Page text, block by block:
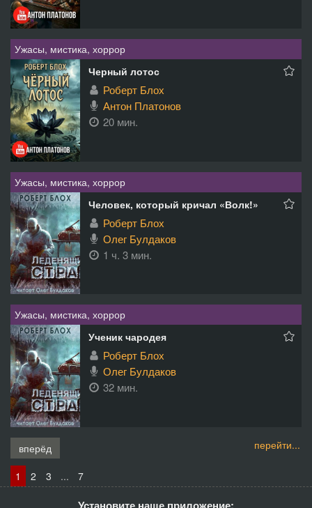
Ужасы, мистика, хоррор
Черный лотос
Роберт Блох
Антон Платонов
20 мин.
Ужасы, мистика, хоррор
Человек, который кричал «Волк!»
Роберт Блох
Олег Булдаков
1 ч. 3 мин.
Ужасы, мистика, хоррор
Ученик чародея
Роберт Блох
Олег Булдаков
32 мин.
перейти...
вперёд
1
2 3 ... 7